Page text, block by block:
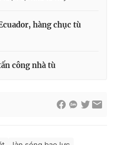
hàng chục tù
công nhà tù